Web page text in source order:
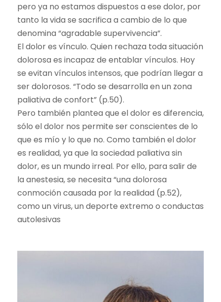
pero ya no estamos dispuestos a ese dolor, por
tanto la vida se sacrifica a cambio de lo que
denomina “agradable supervivencia”.
El dolor es vínculo. Quien rechaza toda situación
dolorosa es incapaz de entablar vínculos. Hoy
se evitan vínculos intensos, que podrían llegar a
ser dolorosos. “Todo se desarrolla en un zona
paliativa de confort” (p.50).
Pero también plantea que el dolor es diferencia,
sólo el dolor nos permite ser conscientes de lo
que es mío y lo que no. Como también el dolor
es realidad, ya que la sociedad paliativa sin
dolor, es un mundo irreal. Por ello, para salir de
la anestesia, se necesita “una dolorosa
conmoción causada por la realidad (p.52),
como un virus, un deporte extremo o conductas
autolesivas